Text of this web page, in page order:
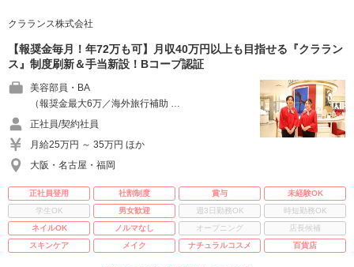
クラランス株式会社
【報奨金毎月！年72万も可】月収40万円以上も目指せる『クララン
ス』制度刷新＆手当新設！Bコープ認証
美容部員・BA
（報奨金最大6万／海外旅行補助 …
正社員/契約社員
月給25万円 ～ 35万円 ほか
大阪・名古屋・福岡
正社員登用 社割制度 賞与
未経験OK
学生OK
男女歓迎 週3日勤務OK
時短勤務OK
ネイルOK
ノルマなし オープニング
店長候補
スキンケア
メイク ナチュラルコスメ 百貨店